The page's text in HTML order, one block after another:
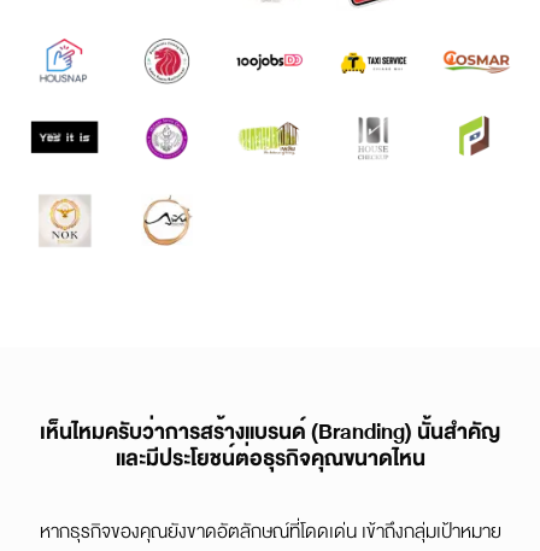
เห็นไหมครับว่าการสร้างแบรนด์ (Branding) นั้นสำคัญ
และมีประโยชน์ต่อธุรกิจคุณขนาดไหน
หากธุรกิจของคุณยังขาดอัตลักษณ์ที่โดดเด่น เข้าถึงกลุ่มเป้าหมาย